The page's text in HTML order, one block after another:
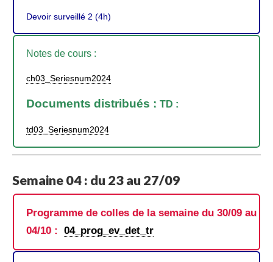
Devoir surveillé 2 (4h)
Notes de cours :
ch03_Seriesnum2024
Documents distribués : TD :
td03_Seriesnum2024
Semaine 04 : du 23 au 27/09
Programme de colles de la semaine du 30/09 au
04/10 : 04_prog_ev_det_tr